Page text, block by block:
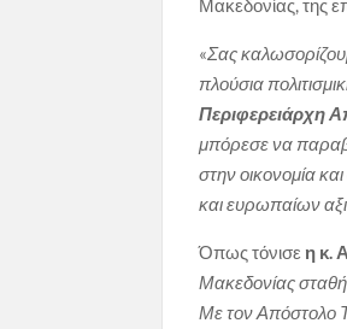
«Σας
πλούσια
Περιφερειάρχη
μπόρεσε να
στην οικονομία
και ευρωπαίων
Όπως τόνισε η κ.
Μακεδονίας
Με τον Απόστολο